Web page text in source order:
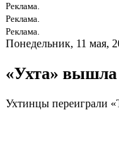
Реклама.
Реклама.
Реклама.
Понедельник, 11 мая,
«Ухта» вышла
Ухтинцы переиграли